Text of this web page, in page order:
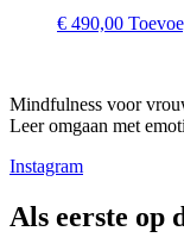
€ 490,00
Mindfulness voor
Leer omgaan met
Instagram
Als eerste op